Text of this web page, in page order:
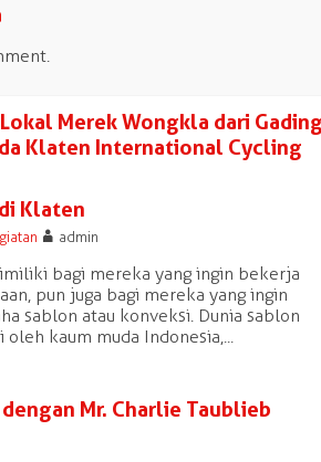
Merek Wongkla dari Gading
Klaten International Cycling
Klaten
A admin
bagi mereka yang ingin bekerja
pun juga bagi mereka yang ingin
sablon atau konveksi. Dunia sablon
kaum muda Indonesia,...
Mr. Charlie Taublieb